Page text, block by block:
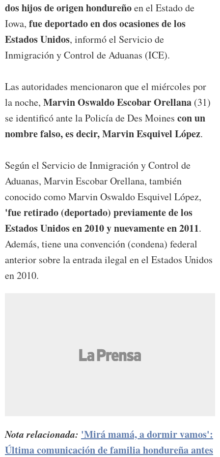
dos hijos de origen hondureñoen el Estado de
Iowa, fue deportado en dos ocasiones de los
Estados Unidos, informó el Servicio de
Inmigración y Control de Aduanas (ICE).
Las autoridades mencionaron que el miércoles por
la noche, Marvin Oswaldo Escobar Orellana (31)
se identificó ante la Policía de Des Moines con un
nombre falso, es decir, Marvin Esquivel López.
Según el Servicio de Inmigración y Control de
Aduanas, Marvin Escobar Orellana, también
conocido como Marvin Oswaldo Esquivel López,
'fue retirado (deportado) previamente de los
Estados Unidos en 2010 y nuevamente en 2011.
Además, tiene una convención (condena) federal
anterior sobre la entrada ilegal en el Estados Unidos
en 2010.
Nota relacionada: 'Mirá mamá, a dormir vamos':
Última comunicación de familia hondureña antes